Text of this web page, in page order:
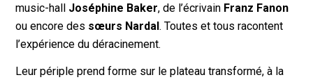
music-hall Joséphine Baker, de l’écrivain Franz Fanon
ou encore des sœurs Nardal. Toutes et tous racontent
l’expérience du déracinement.
Leur périple prend forme sur le plateau transformé, à la